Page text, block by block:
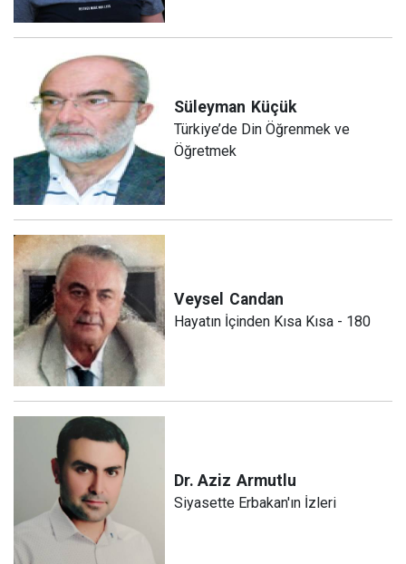
Süleyman Küçük
Türkiye’de Din Öğrenmek ve
Öğretmek
Veysel Candan
Hayatın İçinden Kısa Kısa - 180
Dr. Aziz Armutlu
Siyasette Erbakan'ın İzleri